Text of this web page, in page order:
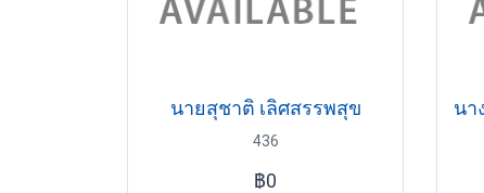
นายสุชาติ เลิศสรรพสุข
436
฿0